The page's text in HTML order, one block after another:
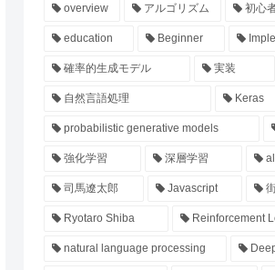
overview アルゴリズム 初心
education Beginner
確率的生成モデル 実装
自然言語処理 Keras
probabilistic generative models
強化学習 深層学習
司馬遼太郎 Javascript
Ryotaro Shiba Reinforcement
natural language processing